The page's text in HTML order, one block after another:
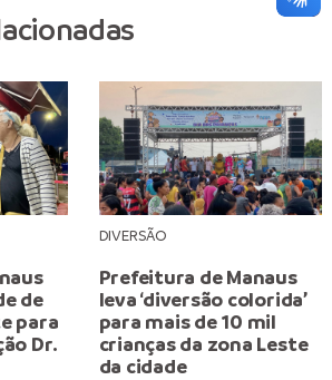
de
para
Dr.
DIVERSÃO
Prefeitura de Manaus
leva ‘diversão colorida’
para mais de 10 mil
crianças da zona Leste
da cidade